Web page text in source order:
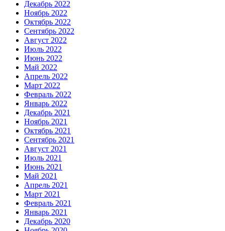
Декабрь 2022
Ноябрь 2022
Октябрь 2022
Сентябрь 2022
Август 2022
Июль 2022
Июнь 2022
Май 2022
Апрель 2022
Март 2022
Февраль 2022
Январь 2022
Декабрь 2021
Ноябрь 2021
Октябрь 2021
Сентябрь 2021
Август 2021
Июль 2021
Июнь 2021
Май 2021
Апрель 2021
Март 2021
Февраль 2021
Январь 2021
Декабрь 2020